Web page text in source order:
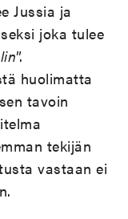
Jussia ja
joka tulee
”.
huolimatta
tavoin
tekijän
vastaan ei